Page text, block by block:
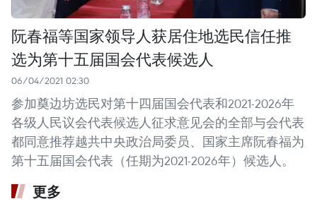
阮春福等国家领导人获居住地选民信任推
选为第十五届国会代表候选人
06/04/2021 02:30
参加奠边坊选民对第十四届国会代表和2021-2026年
各级人民议会代表候选人征求意见会的全部与会代表
都同意推荐越共中央政治局委员、国家主席阮春福为
第十五届国会代表（任期为2021-2026年）候选人。
更多